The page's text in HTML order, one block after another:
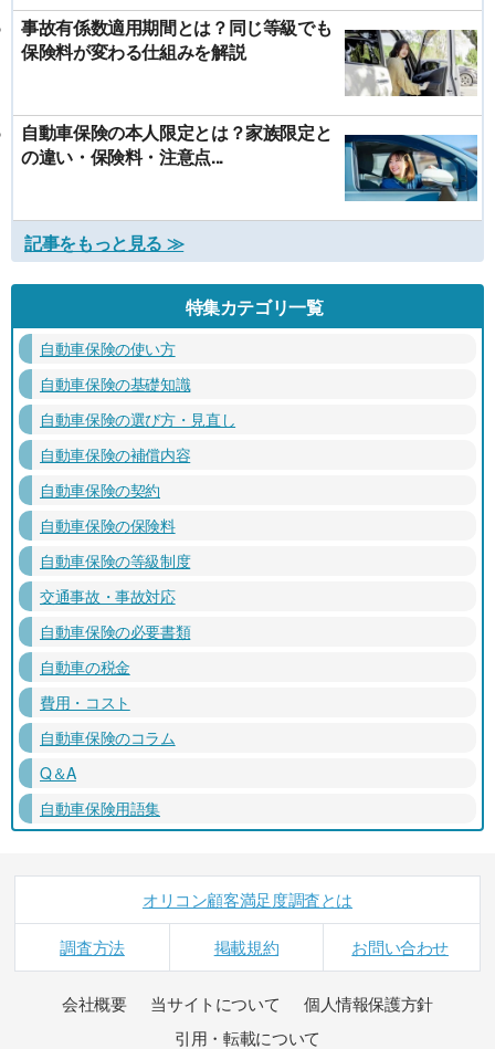
事故有係数適用期間とは？同じ等級でも
保険料が変わる仕組みを解説
自動車保険の本人限定とは？家族限定と
の違い・保険料・注意点...
記事をもっと見る ≫
特集カテゴリ一覧
自動車保険の使い方
自動車保険の基礎知識
自動車保険の選び方・見直し
自動車保険の補償内容
自動車保険の契約
自動車保険の保険料
自動車保険の等級制度
交通事故・事故対応
自動車保険の必要書類
自動車の税金
費用・コスト
自動車保険のコラム
Q＆A
自動車保険用語集
オリコン顧客満足度調査とは
調査方法 掲載規約 お問い合わせ
会社概要 当サイトについて
個人情報保護方針
引用・転載について